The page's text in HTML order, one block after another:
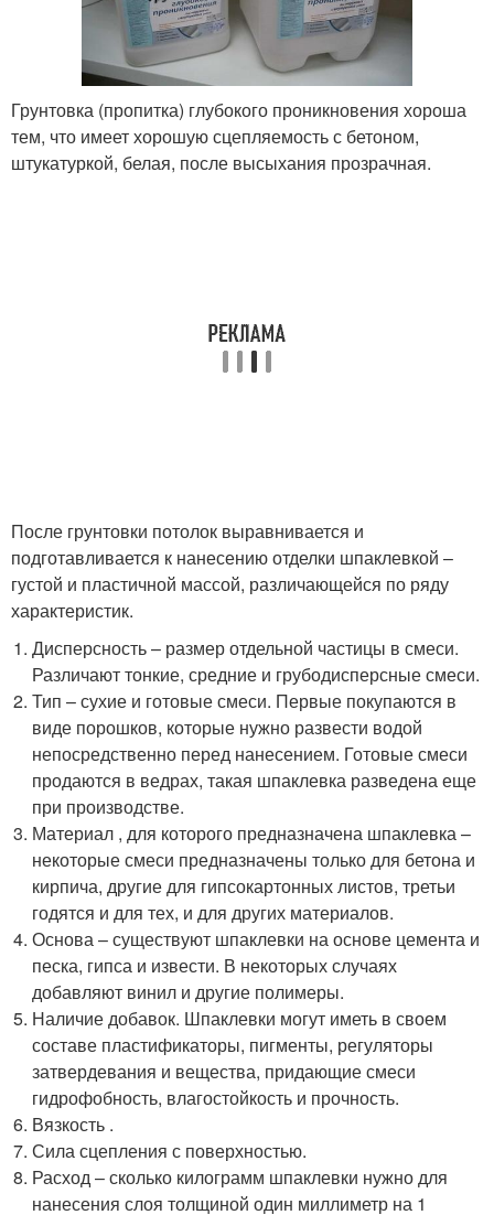
Грунтовка (пропитка) глубокого проникновения хороша
тем, что имеет хорошую сцепляемость с бетоном,
штукатуркой, белая, после высыхания прозрачная.
После грунтовки потолок выравнивается и
подготавливается к нанесению отделки шпаклевкой –
густой и пластичной массой, различающейся по ряду
характеристик.
Дисперсность – размер отдельной частицы в смеси.
Различают тонкие, средние и грубодисперсные смеси.
Тип – сухие и готовые смеси. Первые покупаются в
виде порошков, которые нужно развести водой
непосредственно перед нанесением. Готовые смеси
продаются в ведрах, такая шпаклевка разведена еще
при производстве.
Материал , для которого предназначена шпаклевка –
некоторые смеси предназначены только для бетона и
кирпича, другие для гипсокартонных листов, третьи
годятся и для тех, и для других материалов.
Основа – существуют шпаклевки на основе цемента и
песка, гипса и извести. В некоторых случаях
добавляют винил и другие полимеры.
Наличие добавок. Шпаклевки могут иметь в своем
составе пластификаторы, пигменты, регуляторы
затвердевания и вещества, придающие смеси
гидрофобность, влагостойкость и прочность.
Вязкость .
Сила сцепления с поверхностью.
Расход – сколько килограмм шпаклевки нужно для
нанесения слоя толщиной один миллиметр на 1